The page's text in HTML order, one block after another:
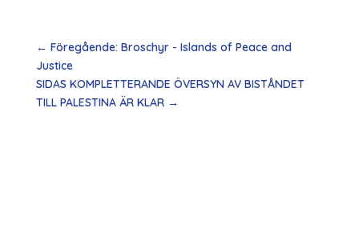
← Föregående: Broschyr - Islands of Peace and
Justice
SIDAS KOMPLETTERANDE ÖVERSYN AV BISTÅNDET
TILL PALESTINA ÄR KLAR→